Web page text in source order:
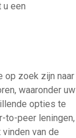
een
op zoek zijn naar
waaronder uw
opties te
to-peer leningen,
van de